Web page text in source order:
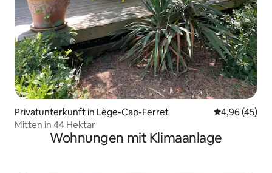
Privatunterkunft in Lège-Cap-Ferret
4,96 (45)
Mitten in 44 Hektar
Wohnungen mit Klimaanlage